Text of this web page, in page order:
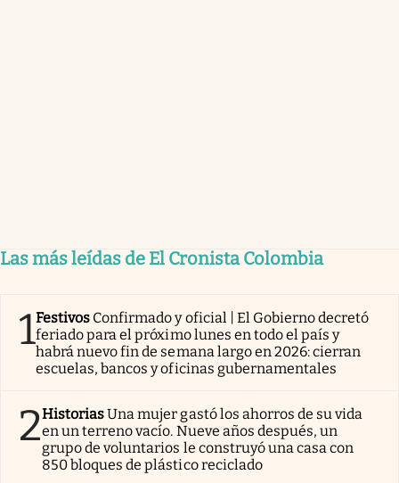
Las más leídas de El Cronista Colombia
1Festivos Confirmado y oficial | El Gobierno decretó
feriado para el próximo lunes en todo el país y
habrá nuevo fin de semana largo en 2026: cierran
escuelas, bancos y oficinas gubernamentales
2HistoriasUna mujer gastó los ahorros de su vida
en un terreno vacío. Nueve años después, un
grupo de voluntarios le construyó una casa con
850 bloques de plástico reciclado